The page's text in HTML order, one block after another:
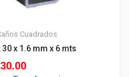
Cuadrados
x 1.6 mm x 6 mts